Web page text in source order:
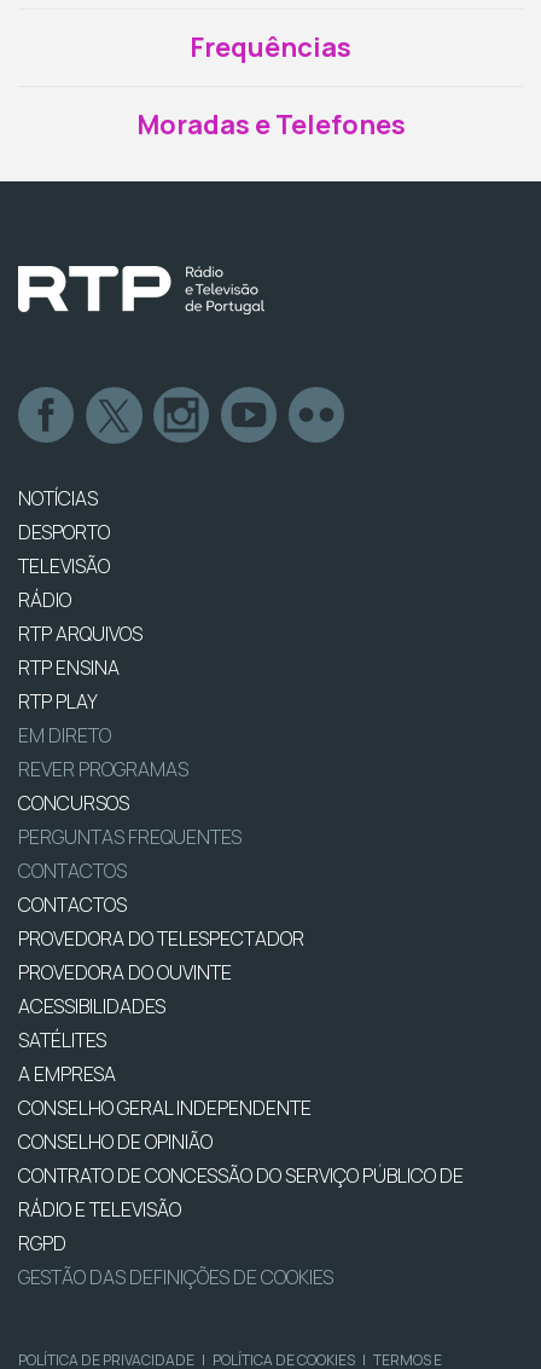
Frequências
Moradas e Telefones
NOTÍCIAS
DESPORTO
TELEVISÃO
RÁDIO
RTP ARQUIVOS
RTP ENSINA
RTP PLAY
EM DIRETO
REVER PROGRAMAS
CONCURSOS
PERGUNTAS FREQUENTES
CONTACTOS
CONTACTOS
PROVEDORA DO TELESPECTADOR
PROVEDORA DO OUVINTE
ACESSIBILIDADES
SATÉLITES
A EMPRESA
CONSELHO GERAL INDEPENDENTE
CONSELHO DE OPINIÃO
CONTRATO DE CONCESSÃO DO SERVIÇO PÚBLICO DE
RÁDIO E TELEVISÃO
RGPD
GESTÃO DAS DEFINIÇÕES DE COOKIES
POLÍTICA DE PRIVACIDADE | POLÍTICA DE COOKIES | TERMOS E